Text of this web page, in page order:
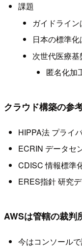
課題
ガイドライ
日本の標準
次世代医療基
匿名化加
クラウド構築の参
HIPPA法 プライ
ECRIN データセ
CDISC 情報標準
ERES指針 研究
AWSは管轄の裁判
今はコンソール